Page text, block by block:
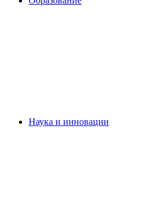
Наука и инновации